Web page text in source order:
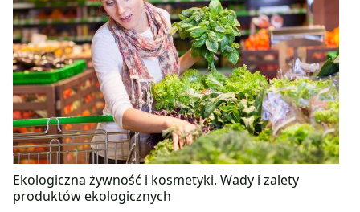
Ekologiczna żywność i kosmetyki. Wady i zalety
produktów ekologicznych